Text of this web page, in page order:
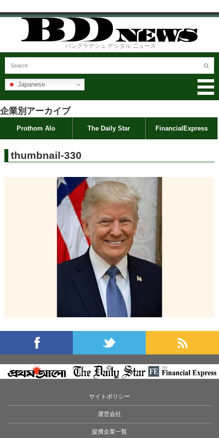
バングラデシュ デジタル ニュース
Japanese
企業別アーカイブ
Prothom Alo The Daily Star FinancialExpress
thumbnail-330
サイトポリシー
運営会社
提携企業一覧